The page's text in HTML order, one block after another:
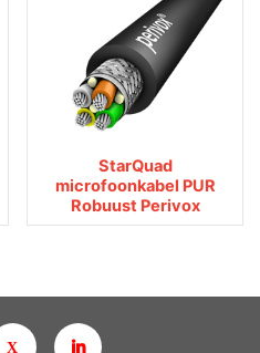
StarQuad
microfoonkabel PUR
Robuust Perivox